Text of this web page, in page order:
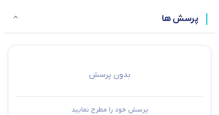
پرسش ها
بدون پرسش
پرسش خود را مطرح نمایید